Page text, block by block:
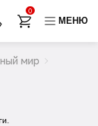
0
МЕНЮ
мир